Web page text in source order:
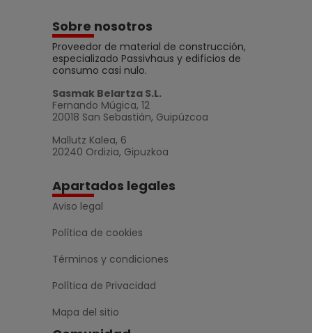
Sobre nosotros
Proveedor de material de construcción,
especializado Passivhaus y edificios de
consumo casi nulo.
Sasmak Belartza S.L.
Fernando Múgica, 12
20018 San Sebastián, Guipúzcoa
Mallutz Kalea, 6
20240 Ordizia, Gipuzkoa
Apartados legales
Aviso legal
Política de cookies
Términos y condiciones
Política de Privacidad
Mapa del sitio